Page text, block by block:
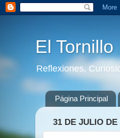
El
Reflexiones,
Página Principal
31 DE JULIO DE